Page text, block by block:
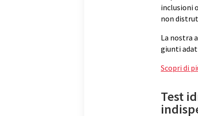
inclusioni
non
La nostra
giunti
Scopri di
Test